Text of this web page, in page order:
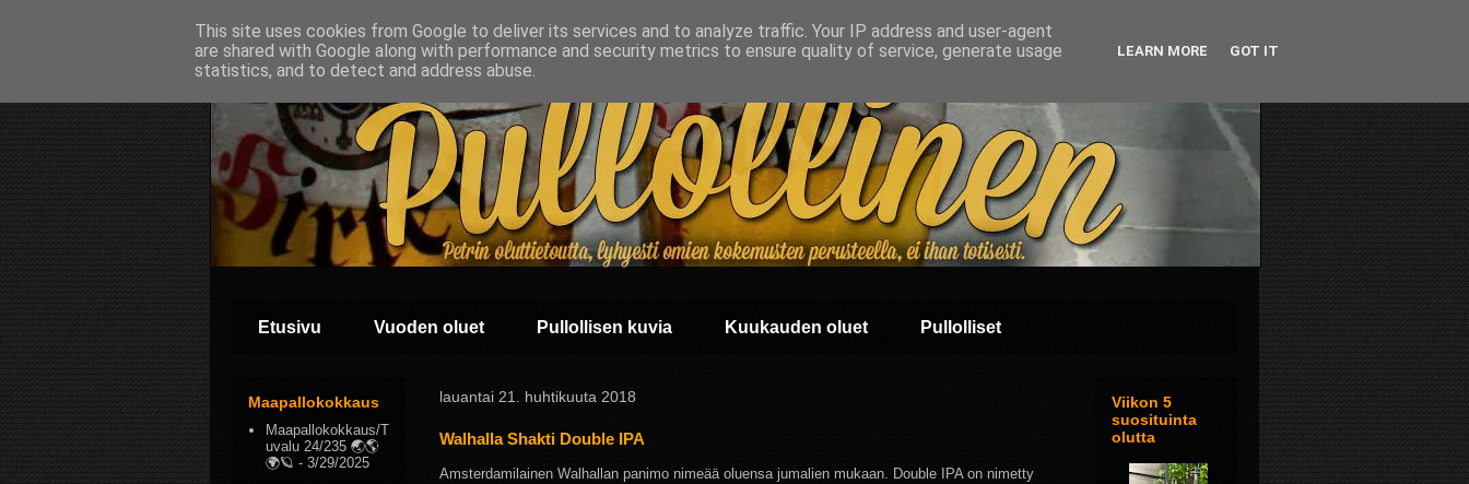
Etusivu Vuoden oluet Pullollisen kuvia Kuukauden oluet Pullolliset
lauantai 21. huhtikuuta 2018
Walhalla Shakti Double IPA
Amsterdamilainen Walhallan panimo nimeää oluensa jumalien mukaan. Double IPA on nimetty
Maapallokokkaus
Maapallokokkaus/T
uvalu 24/235 🌏🌎
🌍🪐 - 3/29/2025
Viikon 5
suosituinta
olutta
This site uses cookies from Google to deliver its services and to analyze traffic. Your IP address and user-agent
are shared with Google along with performance and security metrics to ensure quality of service, generate usage
statistics, and to detect and address abuse.
LEARN MORE GOT IT